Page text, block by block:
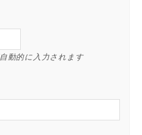
動的に入力されます